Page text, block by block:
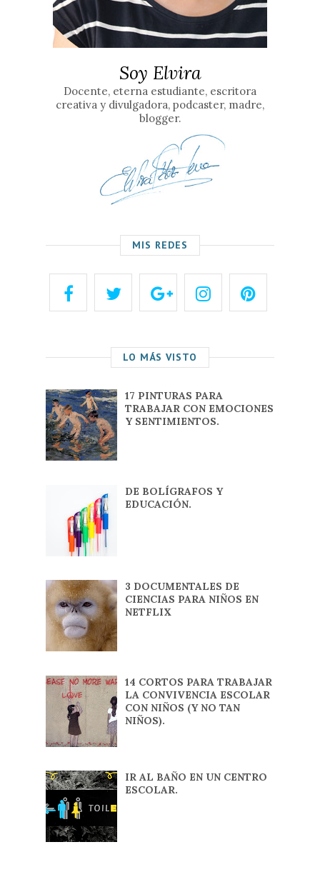
Soy Elvira
Docente, eterna estudiante, escritora
creativa y divulgadora, podcaster, madre,
blogger.
MIS REDES
LO MÁS VISTO
17 PINTURAS PARA
TRABAJAR CON EMOCIONES
Y SENTIMIENTOS.
DE BOLÍGRAFOS Y
EDUCACIÓN.
3 DOCUMENTALES DE
CIENCIAS PARA NIÑOS EN
NETFLIX
14 CORTOS PARA TRABAJAR
LA CONVIVENCIA ESCOLAR
CON NIÑOS (Y NO TAN
NIÑOS).
IR AL BAÑO EN UN CENTRO
ESCOLAR.